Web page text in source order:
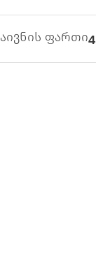
აივნის ფართი4